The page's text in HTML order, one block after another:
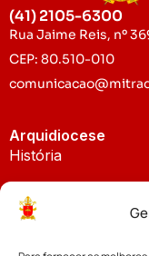
(41) 2105-6300
Rua Jaime Reis, nº
CEP: 80.510-010
Arquidiocese
História
Padroeira